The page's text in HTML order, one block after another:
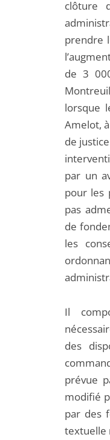
clôture
prendre
de 3
lorsque
Amelot,
de
par un
pour les
pas
de
les
Il
des
prévue
modifié
par des
textuelle